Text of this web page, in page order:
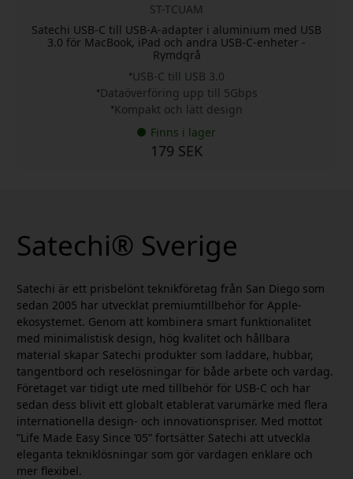
ST-TCUAM
Satechi USB-C till USB-A-adapter i aluminium med USB
3.0 för MacBook, iPad och andra USB-C-enheter -
Rymdgrå
USB-C till USB 3.0
Dataöverföring upp till 5Gbps
Kompakt och lätt design
Finns i lager
179 SEK
Satechi® Sverige
Satechi är ett prisbelönt teknikföretag från San Diego som
sedan 2005 har utvecklat premiumtillbehör för Apple-
ekosystemet. Genom att kombinera smart funktionalitet
med minimalistisk design, hög kvalitet och hållbara
material skapar Satechi produkter som laddare, hubbar,
tangentbord och reselösningar för både arbete och vardag.
Företaget var tidigt ute med tillbehör för USB-C och har
sedan dess blivit ett globalt etablerat varumärke med flera
internationella design- och innovationspriser. Med mottot
”Life Made Easy Since ’05” fortsätter Satechi att utveckla
eleganta tekniklösningar som gör vardagen enklare och
mer flexibel.